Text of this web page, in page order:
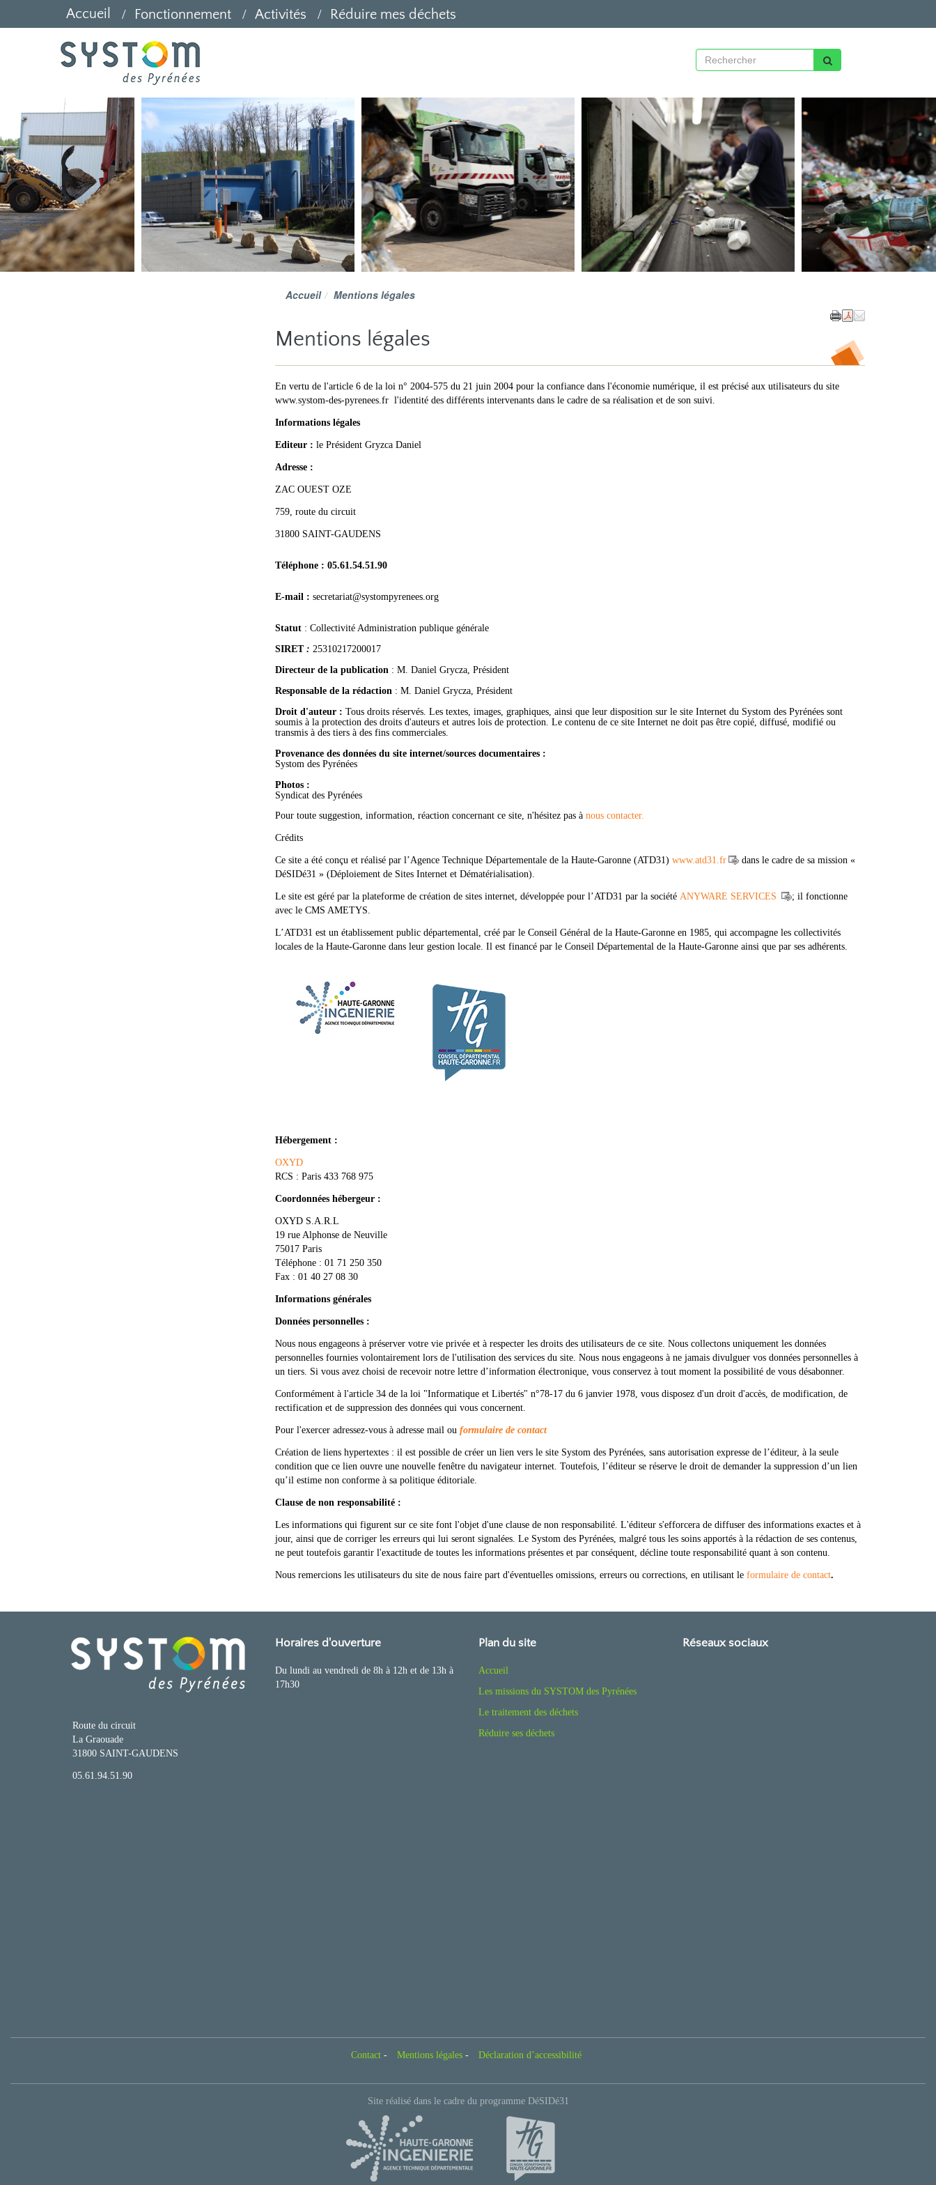
Accueil Fonctionnement Activités Réduire mes déchets
Accueil Mentions légales
Mentions légales
En vertu de l'article 6 de la loi n° 2004-575 du 21 juin 2004 pour la confiance dans l'économie numérique, il est précisé aux utilisateurs du site
www.systom-des-pyrenees.fr l'identité des différents intervenants dans le cadre de sa réalisation et de son suivi.
Informations légales
Editeur : le Président Gryzca Daniel
Adresse :
ZAC OUEST OZE
759, route du circuit
31800 SAINT-GAUDENS
Téléphone : 05.61.54.51.90
E-mail : secretariat@systompyrenees.org
Statut: Collectivité Administration publique générale
SIRET : 25310217200017
Directeur de la publication : M. Daniel Grycza, Président
Responsable de la rédaction: M. Daniel Grycza, Président
Droit d'auteur : Tous droits réservés. Les textes, images, graphiques, ainsi que leur disposition sur le site Internet du Systom des Pyrénées sont
soumis à la protection des droits d'auteurs et autres lois de protection. Le contenu de ce site Internet ne doit pas être copié, diffusé, modifié ou
transmis à des tiers à des fins commerciales.
Provenance des données du site internet/sources documentaires :
Systom des Pyrénées
Photos :
Syndicat des Pyrénées
Pour toute suggestion, information, réaction concernant ce site, n'hésitez pas à nous contacter.
Crédits
Ce site a été conçu et réalisé par l’Agence Technique Départementale de la Haute-Garonne (ATD31) www.atd31.fr
dans le cadre de sa mission «
DéSIDé31 » (Déploiement de Sites Internet et Dématérialisation).
Le site est géré par la plateforme de création de sites internet, développée pour l’ATD31 par la société ANYWARE SERVICES
; il fonctionne
avec le CMS AMETYS.
L’ATD31 est un établissement public départemental, créé par le Conseil Général de la Haute-Garonne en 1985, qui accompagne les collectivités
locales de la Haute-Garonne dans leur gestion locale. Il est financé par le Conseil Départemental de la Haute-Garonne ainsi que par ses adhérents.
Hébergement :
OXYD
RCS : Paris 433 768 975
Coordonnées hébergeur :
OXYD S.A.R.L
19 rue Alphonse de Neuville
75017 Paris
Téléphone : 01 71 250 350
Fax : 01 40 27 08 30
Informations générales
Données personnelles :
Nous nous engageons à préserver votre vie privée et à respecter les droits des utilisateurs de ce site. Nous collectons uniquement les données
personnelles fournies volontairement lors de l'utilisation des services du site. Nous nous engageons à ne jamais divulguer vos données personnelles à
un tiers. Si vous avez choisi de recevoir notre lettre d’information électronique, vous conservez à tout moment la possibilité de vous désabonner.
Conformément à l'article 34 de la loi "Informatique et Libertés" n°78-17 du 6 janvier 1978, vous disposez d'un droit d'accès, de modification, de
rectification et de suppression des données qui vous concernent.
Pour l'exercer adressez-vous à adresse mail ou formulaire de contact
Création de liens hypertextes : il est possible de créer un lien vers le site Systom des Pyrénées, sans autorisation expresse de l’éditeur, à la seule
condition que ce lien ouvre une nouvelle fenêtre du navigateur internet. Toutefois, l’éditeur se réserve le droit de demander la suppression d’un lien
qu’il estime non conforme à sa politique éditoriale.
Clause de non responsabilité :
Les informations qui figurent sur ce site font l'objet d'une clause de non responsabilité. L'éditeur s'efforcera de diffuser des informations exactes et à
jour, ainsi que de corriger les erreurs qui lui seront signalées. Le Systom des Pyrénées, malgré tous les soins apportés à la rédaction de ses contenus,
ne peut toutefois garantir l'exactitude de toutes les informations présentes et par conséquent, décline toute responsabilité quant à son contenu.
Nous remercions les utilisateurs du site de nous faire part d'éventuelles omissions, erreurs ou corrections, en utilisant le formulaire de contact.
Route du circuit
La Graouade
31800 SAINT-GAUDENS
05.61.94.51.90
Horaires d'ouverture
Du lundi au vendredi de 8h à 12h et de 13h à
17h30
Plan du site
Accueil
Les missions du SYSTOM des Pyrénées
Le traitement des déchets
Réduire ses déchets
Réseaux sociaux
Contact - Mentions légales - Déclaration d’accessibilité
Site réalisé dans le cadre du programme DéSIDé31